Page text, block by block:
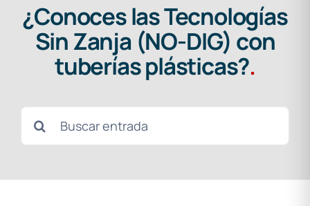
¿Conoces las Tecnologías
Sin Zanja (NO-DIG) con
tuberías plásticas?.
Buscar: